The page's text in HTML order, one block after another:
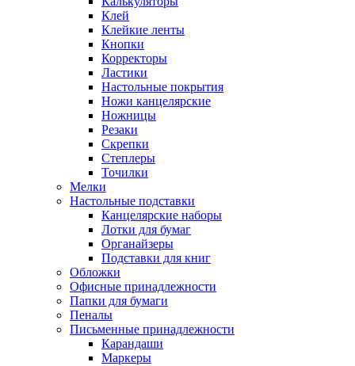
Клей
Клейкие ленты
Кнопки
Корректоры
Ластики
Настольные покрытия
Ножи канцелярские
Ножницы
Резаки
Скрепки
Степлеры
Точилки
Мелки
Настольные подставки
Канцелярские наборы
Лотки для бумаг
Органайзеры
Подставки для книг
Обложки
Офисные принадлежности
Папки для бумаги
Пеналы
Письменные принадлежности
Карандаши
Маркеры